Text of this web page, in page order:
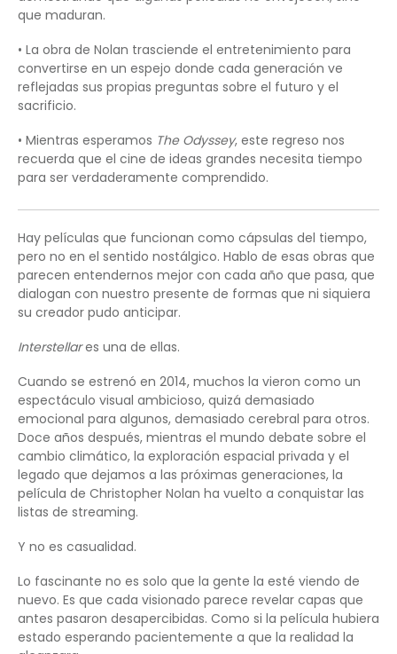
que maduran.
• La obra de Nolan trasciende el entretenimiento para
convertirse en un espejo donde cada generación ve
reflejadas sus propias preguntas sobre el futuro y el
sacrificio.
• Mientras esperamos The Odyssey, este regreso nos
recuerda que el cine de ideas grandes necesita tiempo
para ser verdaderamente comprendido.
Hay películas que funcionan como cápsulas del tiempo,
pero no en el sentido nostálgico. Hablo de esas obras que
parecen entendernos mejor con cada año que pasa, que
dialogan con nuestro presente de formas que ni siquiera
su creador pudo anticipar.
Interstellares una de ellas.
Cuando se estrenó en 2014, muchos la vieron como un
espectáculo visual ambicioso, quizá demasiado
emocional para algunos, demasiado cerebral para otros.
Doce años después, mientras el mundo debate sobre el
cambio climático, la exploración espacial privada y el
legado que dejamos a las próximas generaciones, la
película de Christopher Nolan ha vuelto a conquistar las
listas de streaming.
Y no es casualidad.
Lo fascinante no es solo que la gente la esté viendo de
nuevo. Es que cada visionado parece revelar capas que
antes pasaron desapercibidas. Como si la película hubiera
estado esperando pacientemente a que la realidad la